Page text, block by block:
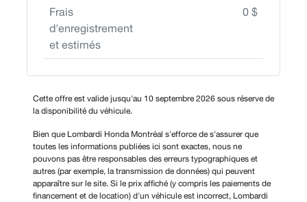
Frais
d'enregistrement
et estimés
0 $
Cette offre est valide jusqu'au 10 septembre 2026 sous réserve de
la disponibilité du véhicule.
Bien que Lombardi Honda Montréal s'efforce de s'assurer que
toutes les informations publiées ici sont exactes, nous ne
pouvons pas être responsables des erreurs typographiques et
autres (par exemple, la transmission de données) qui peuvent
apparaître sur le site. Si le prix affiché (y compris les paiements de
financement et de location) d'un véhicule est incorrect, Lombardi